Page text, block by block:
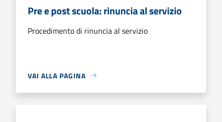
Pre e post scuola: rinuncia al servizio
Procedimento di rinuncia al servizio
VAI ALLA PAGINA